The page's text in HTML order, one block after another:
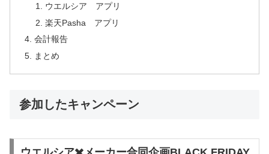
ウエルシア アプリ
楽天Pasha アプリ
会計報告
まとめ
参加したキャンペーン